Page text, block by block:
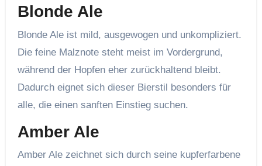
Blonde Ale
Blonde Ale ist mild, ausgewogen und unkompliziert.
Die feine Malznote steht meist im Vordergrund,
während der Hopfen eher zurückhaltend bleibt.
Dadurch eignet sich dieser Bierstil besonders für
alle, die einen sanften Einstieg suchen.
Amber Ale
Amber Ale zeichnet sich durch seine kupferfarbene